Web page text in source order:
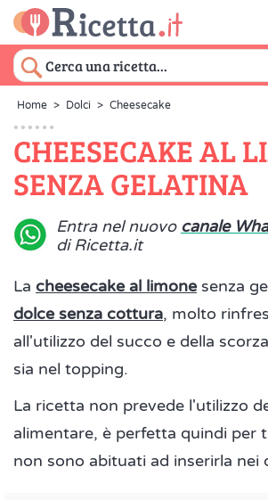
Home > Dolci > Cheesecake
CHEESECAKE AL
SENZA GELATINA
Entra nel nuovo canale
di Ricetta.it
La cheesecake al limonesenza
dolce senza cottura, molto
all'utilizzo del succo e della
sia nel topping.
La ricetta non prevede l'utilizzo
alimentare, è perfetta quindi per
non sono abituati ad inserirla nei